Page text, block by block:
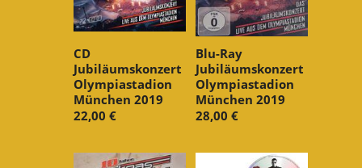
CD
Jubiläumskonzert
Olympiastadion
München 2019
22,00 €
Blu-Ray
Jubiläumskonzert
Olympiastadion
München 2019
28,00 €